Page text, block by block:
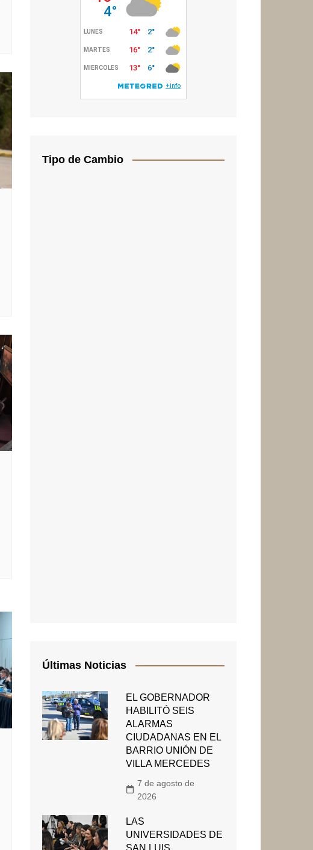
Tipo de Cambio
Últimas Noticias
EL GOBERNADOR
HABILITÓ SEIS
ALARMAS
CIUDADANAS EN EL
BARRIO UNIÓN DE
VILLA MERCEDES
7 de agosto de
2026
LAS
UNIVERSIDADES DE
SAN LUIS